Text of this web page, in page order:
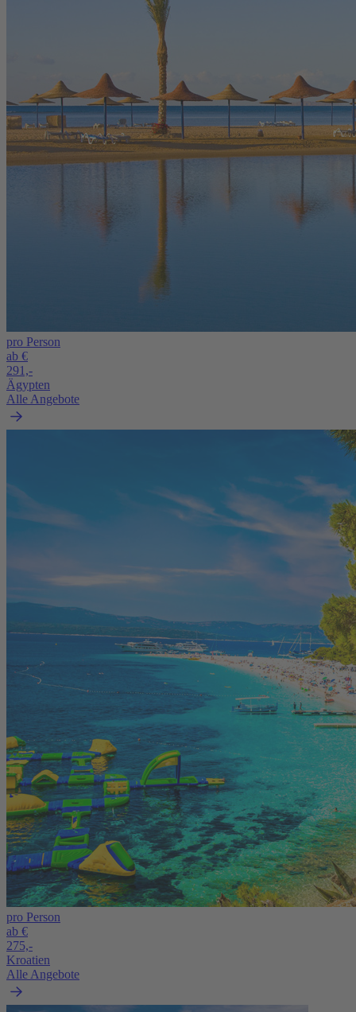
pro Person
ab €
291,-
Ägypten
Alle Angebote
pro Person
ab €
275,-
Kroatien
Alle Angebote